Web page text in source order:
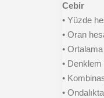
Cebir
• Yüzde
• Oran
•
•
•
•